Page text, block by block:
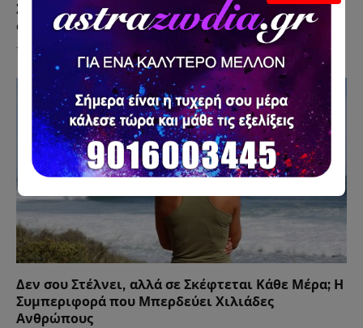
Σκέφτεται Γάμο Μαζί σου ή Απλώς Δεν Θέλει να
σε Χάσει;
15 Ιουλίου 2026
Δεν σου Στέλνει, αλλά σε Σκέφτεται Κάθε Μέρα; Η
Συμπεριφορά που Μπερδεύει Χιλιάδες
Ανθρώπους